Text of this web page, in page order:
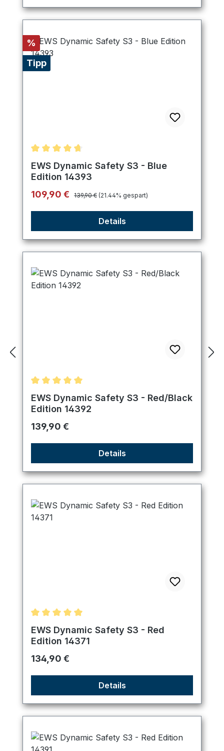
Rabatt
%
Tipp
Durchschnittliche Bewertung von 4.8 von 5
EWS Dynamic Safety S3 - Blue
Edition 14393
Verkaufspreis:
109,90 € Regulärer Preis:
139,90 € (21.44% gespart)
Details
Durchschnittliche Bewertung von 5 von 5 Sternen
EWS Dynamic Safety S3 - Red/Black
Edition 14392
Regulärer Preis:
139,90 €
Details
Durchschnittliche Bewertung von 5 von 5 Sternen
EWS Dynamic Safety S3 - Red
Edition 14371
Regulärer Preis:
134,90 €
Details